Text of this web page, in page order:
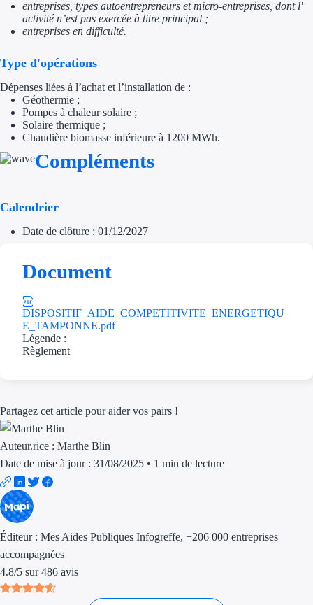
Territoires
Aides Région
entreprises, types autoentrepreneurs et micro-entreprises, dont l'
activité n’est pas exercée à titre principal ;
entreprises en difficulté.
Type d'opérations
Dépenses liées à l’achat et l’installation de :
Géothermie ;
Pompes à chaleur solaire ;
Solaire thermique ;
Chaudière biomasse inférieure à 1200 MWh.
Compléments
Calendrier
Date de clôture : 01/12/2027
Document
DISPOSITIF_AIDE_COMPETITIVITE_ENERGETIQU
E_TAMPONNE.pdf
Légende :
Règlement
Partagez cet article pour aider vos pairs !
Auteur.rice : Marthe Blin
Date de mise à jour : 31/08/2025 • 1 min de lecture
Éditeur : Mes Aides Publiques Infogreffe, +206 000 entreprises
accompagnées
4.8/5 sur 486 avis